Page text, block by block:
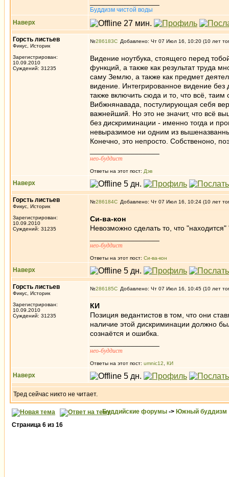
Буддизм чистой воды
Наверх
Горсть листьев
Фикус, Историк
Зарегистрирован:
10.09.2010
Суждений: 31235
№286183 Добавлено: Чт 07 Июл 16, 10:20 (10 лет
Видение ноутбука, стоящего перед
функций, а также как результат труда
саму Землю, а также как предмет
видение. Интегрированное видение без
также включить сюда и то, что всё,
Вибжнянавада, постулирующая себя
важнейший. Но это не значит, что всё
без дискриминации - именно тогда и
невыразимое ни одним из
Конечно, это непросто. Собственоно,
нео-буддист
Ответы на этот пост: Дэв
Наверх
Горсть листьев
Фикус, Историк
Зарегистрирован:
10.09.2010
Суждений: 31235
№286184 Добавлено: Чт 07 Июл 16, 10:24 (10 лет
Си-ва-кон
Невозможно сделать то, что
нео-буддист
Ответы на этот пост: Си-ва-кон
Наверх
Горсть листьев
Фикус, Историк
Зарегистрирован:
10.09.2010
Суждений: 31235
№286185 Добавлено: Чт 07 Июл 16, 10:45 (10 лет
КИ
Позиция ведантистов в том, что они
наличие этой дискриминации должно
сознаётся и ошибка.
нео-буддист
Ответы на этот пост: umnic12 КИ
Наверх
Тред сейчас никто не читает.
Буддийские форумы -> Южный буддизм
Страница 6 из 16